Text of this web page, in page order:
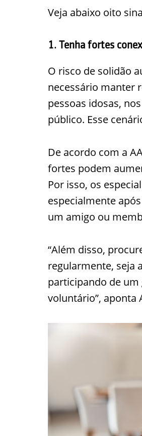
Veja abaixo oito
1. Tenha fortes
O risco de solidão
necessário manter
pessoas idosas,
público. Esse
De acordo com a
fortes podem
Por isso, os
especialmente
um amigo ou
“Além disso,
regularmente, seja
participando de
voluntário”, aponta